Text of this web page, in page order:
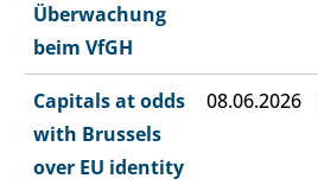
Überwachung
beim VfGH
Capitals at odds
with Brussels
over EU identity
08.06.2026